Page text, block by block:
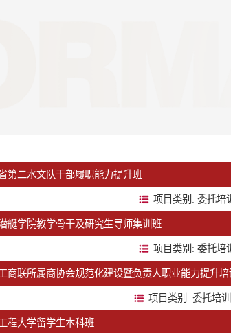
第二水文队干部履职能力提升班
项目类别: 委托培训
艇学院教学骨干及研究生导师集训班
项目类别: 委托培训
商联所属商协会规范化建设暨负责人职业能力提升培
项目类别: 委托培训
程大学留学生本科班